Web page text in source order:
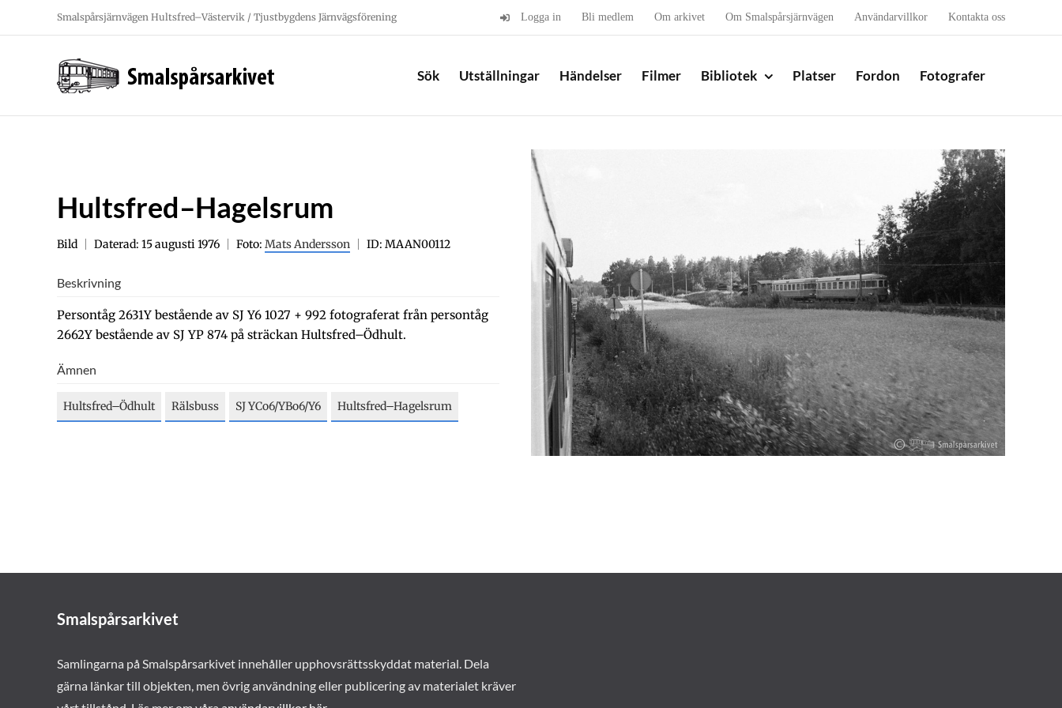
Smalspårsjärnvägen Hultsfred–Västervik / Tjustbygdens Järnvägsförening Logga in Bli medlem Om arkivet Om Smalspårsjärnvägen Användarvillkor Kontakta oss
Sök Utställningar Händelser Filmer Bibliotek Platser Fordon Fotografer
Hultsfred–Hagelsrum
Bild Daterad: 15 augusti 1976 Foto: Mats Andersson ID: MAAN00112
Beskrivning
Persontåg 2631Y bestående av SJ Y6 1027 + 992 fotograferat från persontåg
2662Y bestående av SJ YP 874 på sträckan Hultsfred–Ödhult.
Ämnen
Hultsfred–Ödhult Rälsbuss SJ YCo6/YBo6/Y6 Hultsfred–Hagelsrum
Smalspårsarkivet
Samlingarna på Smalspårsarkivet innehåller upphovsrättsskyddat material. Dela
gärna länkar till objekten, men övrig användning eller publicering av materialet kräver